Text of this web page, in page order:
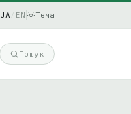
UA EN Тема
Пошук